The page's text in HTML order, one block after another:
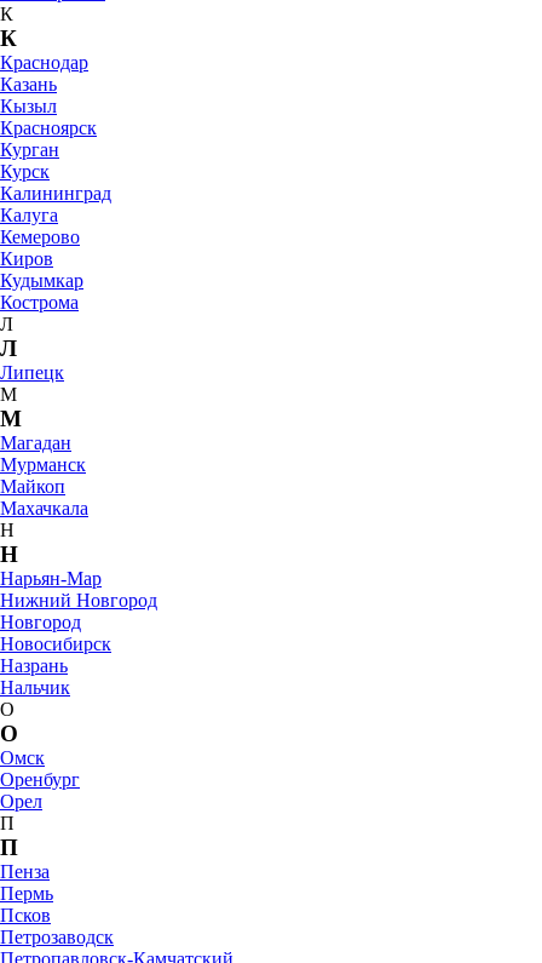
К
К
Краснодар
Казань
Кызыл
Красноярск
Курган
Курск
Калининград
Калуга
Кемерово
Киров
Кудымкар
Кострома
Л
Л
Липецк
М
М
Магадан
Мурманск
Майкоп
Махачкала
Н
Н
Нарьян-Мар
Нижний Новгород
Новгород
Новосибирск
Назрань
Нальчик
О
О
Омск
Оренбург
Орел
П
П
Пенза
Пермь
Псков
Петрозаводск
Петропавловск-Камчатский